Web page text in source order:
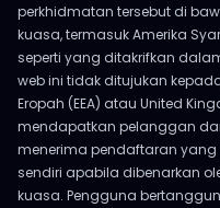
perkhidmatan tersebut di
kuasa, termasuk Amerika
seperti yang ditakrifkan
web ini tidak ditujukan
Eropah (EEA) atau United
mendapatkan pelanggan
menerima pendaftaran
sendiri apabila dibenarkan
kuasa. Pengguna